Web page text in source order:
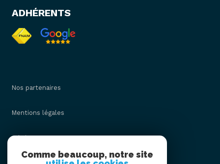
ADHÉRENTS
Nos partenaires
Mentions légales
Admin
Comme beaucoup, notre site